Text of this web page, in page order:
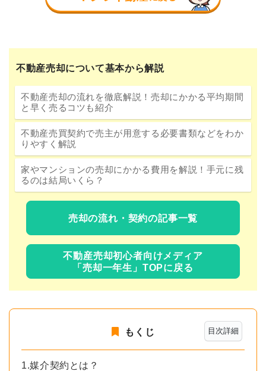
不動産売却について基本から解説
不動産売却の流れを徹底解説！売却にかかる平均期間
と早く売るコツも紹介
不動産売買契約で売主が用意する必要書類などをわか
りやすく解説
家やマンションの売却にかかる費用を解説！手元に残
るのは結局いくら？
売却の流れ・契約の記事一覧
不動産売却初心者向けメディア
「売却一年生」TOPに戻る
目次詳細
もくじ
1.媒介契約とは？